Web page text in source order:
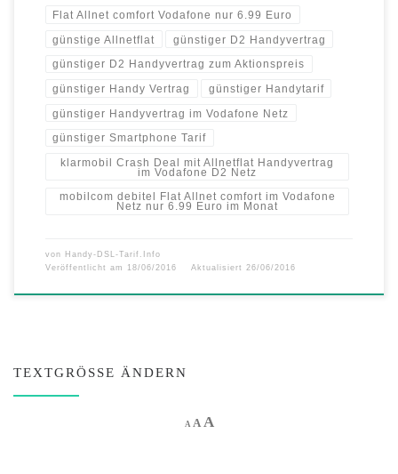
Flat Allnet comfort Vodafone nur 6.99 Euro
günstige Allnetflat günstiger D2 Handyvertrag
günstiger D2 Handyvertrag zum Aktionspreis
günstiger Handy Vertrag günstiger Handytarif
günstiger Handyvertrag im Vodafone Netz
günstiger Smartphone Tarif
klarmobil Crash Deal mit Allnetflat Handyvertrag
im Vodafone D2 Netz
mobilcom debitel Flat Allnet comfort im Vodafone
Netz nur 6.99 Euro im Monat
von Handy-DSL-Tarif.Info
Veröffentlicht am
18/06/2016 Aktualisiert 26/06/2016
TEXTGRÖSSE ÄNDERN
A Decrease font size.
AReset font size.
AIncrease font size.